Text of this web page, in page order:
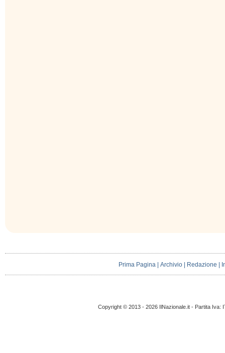
Prima Pagina |Archivio Redazione
Copyright © 2013 - 2026 IlNazionale.it - Partita Iva: